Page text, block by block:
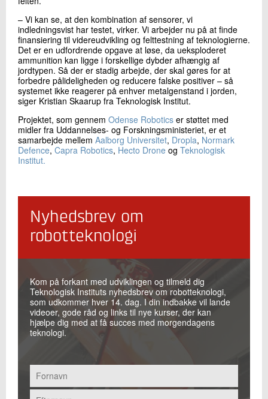
– Vi kan se, at den kombination af sensorer, vi
indledningsvist har testet, virker. Vi arbejder nu på at finde
finansiering til videreudvikling og felttestning af teknologierne.
Det er en udfordrende opgave at løse, da ueksploderet
ammunition kan ligge i forskellige dybder afhængig af
jordtypen. Så der er stadig arbejde, der skal gøres for at
forbedre pålideligheden og reducere falske positiver – så
systemet ikke reagerer på enhver metalgenstand i jorden,
siger Kristian Skaarup fra Teknologisk Institut.
Projektet, som gennem Odense Robotics er støttet med
midler fra Uddannelses- og Forskningsministeriet, er et
samarbejde mellem Aalborg Universitet, Dropla, Normark
Defence, Capra Robotics, Hecto Drone og Teknologisk
Institut.
Nyhedsbrev om
robotteknologi
Kom på forkant med udviklingen og tilmeld dig
Teknologisk Instituts nyhedsbrev om robotteknologi,
som udkommer hver 14. dag. I din indbakke vil lande
videoer, gode råd og links til nye kurser, der kan
hjælpe dig med at få succes med morgendagens
teknologi.